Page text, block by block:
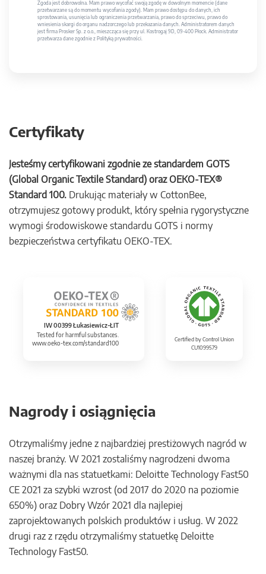
Zgoda jest dobrowolna. Mam prawo wycofać swoją zgodę w dowolnym momencie (dane
przetwarzane są do momentu wycofania zgody). Mam prawo dostępu do danych, ich
sprostowania, usunięcia lub ograniczenia przetwarzania, prawo do sprzeciwu, prawo do
wniesienia skargi do organu nadzorczego lub przekazania danych. Administratorem danych
jest firma Prosker Sp. z o.o., mieszcząca się przy ul. Kostrogaj 9D, 09-400 Płock. Administrator
przetwarza dane zgodnie z Polityką prywatności.
Certyfikaty
Jesteśmy certyfikowani zgodnie ze standardem GOTS
(Global Organic Textile Standard) oraz OEKO-TEX®
Standard 100. Drukując materiały w CottonBee,
otrzymujesz gotowy produkt, który spełnia rygorystyczne
wymogi środowiskowe standardu GOTS i normy
bezpieczeństwa certyfikatu OEKO-TEX.
IW 00399 Łukasiewicz-ŁIT
Tested for harmful substances.
www.oeko-tex.com/standard100
Certified by Control Union
CU1099579
Nagrody i osiągnięcia
Otrzymaliśmy jedne z najbardziej prestiżowych nagród w
naszej branży. W 2021 zostaliśmy nagrodzeni dwoma
ważnymi dla nas statuetkami: Deloitte Technology Fast50
CE 2021 za szybki wzrost (od 2017 do 2020 na poziomie
650%) oraz Dobry Wzór 2021 dla najlepiej
zaprojektowanych polskich produktów i usług. W 2022
drugi raz z rzędu otrzymaliśmy statuetkę Deloitte
Technology Fast50.